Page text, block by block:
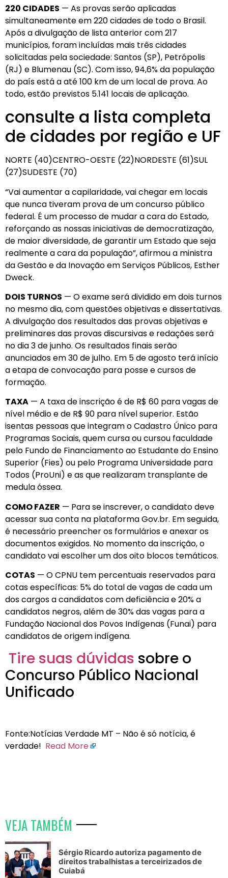
220 CIDADES — As provas serão aplicadas
simultaneamente em 220 cidades de todo o Brasil.
Após a divulgação de lista anterior com 217
municípios, foram incluídas mais três cidades
solicitadas pela sociedade: Santos (SP), Petrópolis
(RJ) e Blumenau (SC). Com isso, 94,6% da população
do país está a até 100 km de um local de prova. Ao
todo, estão previstos 5.141 locais de aplicação.
consulte a lista completa
de cidades por região e UF
NORTE (40)CENTRO-OESTE (22)NORDESTE (61)SUL
(27)SUDESTE (70)
“Vai aumentar a capilaridade, vai chegar em locais
que nunca tiveram prova de um concurso público
federal. É um processo de mudar a cara do Estado,
reforçando as nossas iniciativas de democratização,
de maior diversidade, de garantir um Estado que seja
realmente a cara da população”, afirmou a ministra
da Gestão e da Inovação em Serviços Públicos, Esther
Dweck.
DOIS TURNOS — O exame será dividido em dois turnos
no mesmo dia, com questões objetivas e dissertativas.
A divulgação dos resultados das provas objetivas e
preliminares das provas discursivas e redações será
no dia 3 de junho. Os resultados finais serão
anunciados em 30 de julho. Em 5 de agosto terá início
a etapa de convocação para posse e cursos de
formação.
TAXA — A taxa de inscrição é de R$ 60 para vagas de
nível médio e de R$ 90 para nível superior. Estão
isentas pessoas que integram o Cadastro Único para
Programas Sociais, quem cursa ou cursou faculdade
pelo Fundo de Financiamento ao Estudante do Ensino
Superior (Fies) ou pelo Programa Universidade para
Todos (ProUni) e as que realizaram transplante de
medula óssea.
COMO FAZER — Para se inscrever, o candidato deve
acessar sua conta na plataforma Gov.br. Em seguida,
é necessário preencher os formulários e anexar os
documentos exigidos. No momento da inscrição, o
candidato vai escolher um dos oito blocos temáticos.
COTAS — O CPNU tem percentuais reservados para
cotas específicas: 5% do total de vagas de cada um
dos cargos a candidatos com deficiência e 20% a
candidatos negros, além de 30% das vagas para a
Fundação Nacional dos Povos Indígenas (Funai) para
candidatos de origem indígena.
Tire suas dúvidas sobre o
Concurso Público Nacional
Unificado
Fonte:Notícias Verdade MT – Não é só notícia, é
verdade! Read More
VEJA TAMBÉM
Sérgio Ricardo autoriza pagamento de
direitos trabalhistas a terceirizados de
Cuiabá